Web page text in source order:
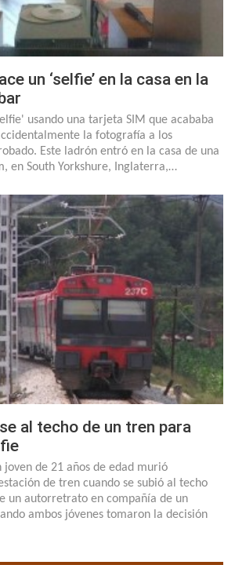
un ‘selfie’ en la casa en la
usando una tarjeta SIM que acababa
la fotografía a los
Este ladrón entró en la casa de una
en South Yorkshure, Inglaterra,…
al techo de un tren para
joven de 21 años de edad murió
de tren cuando se subió al techo
un autorretrato en compañía de un
ambos jóvenes tomaron la decisión